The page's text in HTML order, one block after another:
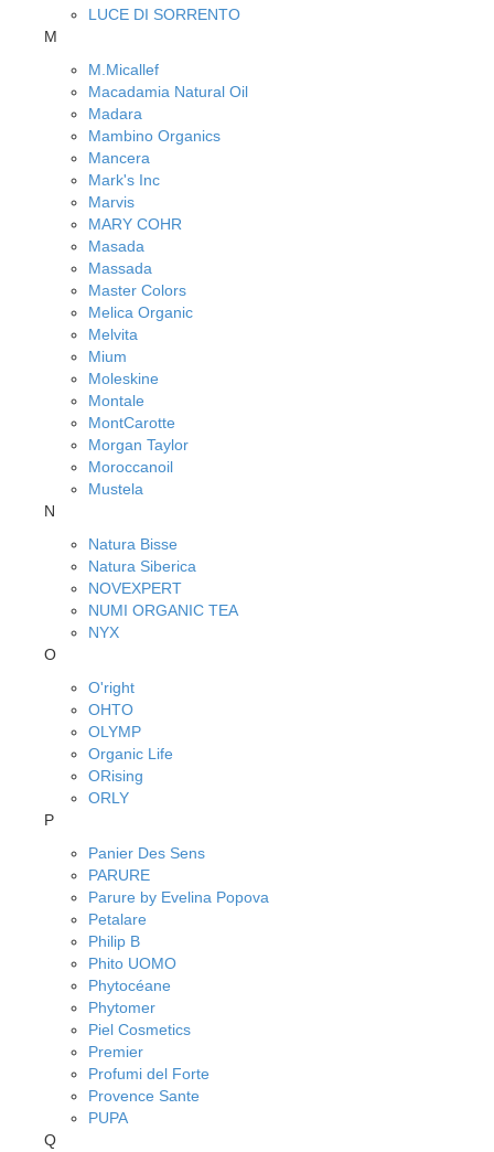
LUCE DI SORRENTO
M
M.Micallef
Macadamia Natural Oil
Madara
Mambino Organics
Mancera
Mark's Inc
Marvis
MARY COHR
Masada
Massada
Master Colors
Melica Organic
Melvita
Mium
Moleskine
Montale
MontCarotte
Morgan Taylor
Moroccanoil
Mustela
N
Natura Bisse
Natura Siberica
NOVEXPERT
NUMI ORGANIC TEA
NYX
O
O'right
OHTO
OLYMP
Organic Life
ORising
ORLY
P
Panier Des Sens
PARURE
Parure by Evelina Popova
Petalare
Philip B
Phito UOMO
Phytocéane
Phytomer
Piel Cosmetics
Premier
Profumi del Forte
Provence Sante
PUPA
Q